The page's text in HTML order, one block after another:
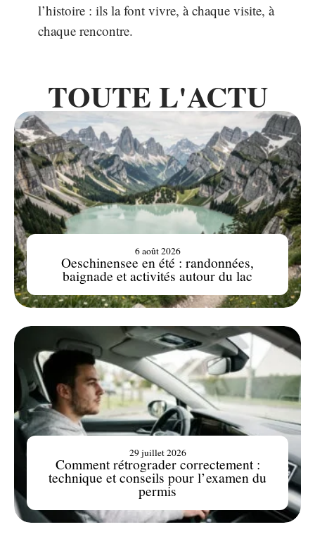
l’histoire : ils la font vivre, à chaque visite, à
chaque rencontre.
TOUTE L'ACTU
Oeschinensee en été : randonnées,
baignade et activités autour du lac
6 août 2026
Comment rétrograder correctement :
technique et conseils pour l’examen du
permis
29 juillet 2026